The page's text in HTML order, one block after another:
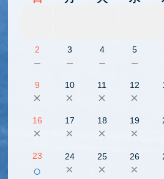
2
－
3
－
4
－
5
－
9
×
10
×
11
×
12
×
16
×
17
×
18
×
19
×
23
○
24
×
25
×
26
×